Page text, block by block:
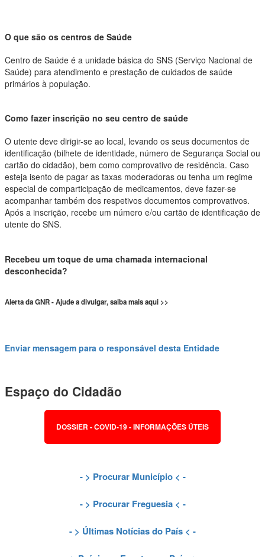
O que são os centros de Saúde
Centro de Saúde é a unidade básica do SNS (Serviço Nacional de
Saúde) para atendimento e prestação de cuidados de saúde
primários à população.
Como fazer inscrição no seu centro de saúde
O utente deve dirigir-se ao local, levando os seus documentos de
identificação (bilhete de identidade, número de Segurança Social ou
cartão do cidadão), bem como comprovativo de residência. Caso
esteja isento de pagar as taxas moderadoras ou tenha um regime
especial de comparticipação de medicamentos, deve fazer-se
acompanhar também dos respetivos documentos comprovativos.
Após a inscrição, recebe um número e/ou cartão de identificação de
utente do SNS.
Recebeu um toque de uma chamada internacional
desconhecida?
Alerta da GNR - Ajude a divulgar, saiba mais aqui >>
Enviar mensagem para o responsável desta Entidade
Espaço do Cidadão
DOSSIER - COVID-19 - INFORMAÇÕES ÚTEIS
- > Procurar Município< -
- > Procurar Freguesia< -
- > Últimas Notícias do País < -